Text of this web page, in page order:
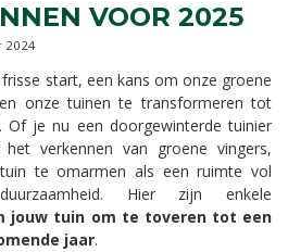
VOOR 2025
2024
start, een kans om onze groene
onze tuinen te transformeren tot
Of je nu een doorgewinterde tuinier
verkennen van groene vingers,
te omarmen als een ruimte vol
Hier zijn enkele
jouw tuin om te toveren tot een
jaar.